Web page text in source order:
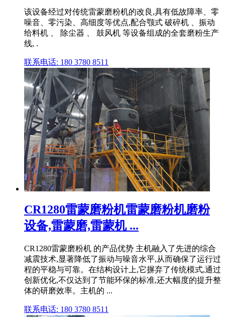
该设备经过对传统雷蒙磨粉机的改良,具有低故障率、零
噪音、零污染、高细度等优点,配合颚式 破碎机 、振动
给料机 、 除尘器 、 鼓风机 等设备组成的全套磨粉生产
线, .
联系电话: 180 3780 8511
CR1280雷蒙磨粉机雷蒙磨粉机磨粉
设备,雷蒙磨,雷蒙机 ...
CR1280雷蒙磨粉机 的产品优势 主机融入了先进的综合
减震技术,显著降低了振动与噪音水平,从而确保了运行过
程的平稳与可靠。在结构设计上,它摒弃了传统模式,通过
创新优化,不仅达到了节能环保的标准,还大幅度的提升整
体的研磨效率。主机的 ...
联系电话: 180 3780 8511